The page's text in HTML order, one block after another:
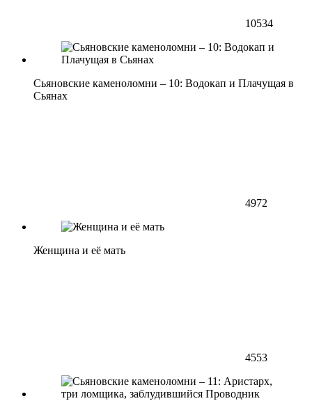
10534
Сьяновские каменоломни – 10: Водокап и Плачущая в
Сьянах
4972
Женщина и её мать
4553